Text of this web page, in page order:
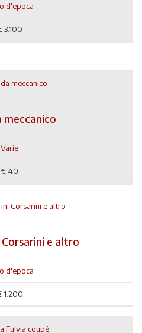
d'epoca
3.100
meccanico
Varie
€ 40
e altro
d'epoca
1.200